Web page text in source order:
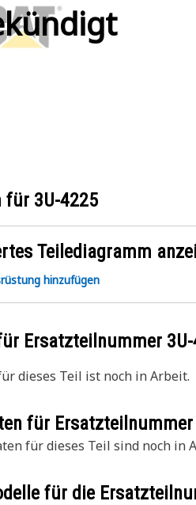
für 3U-4225
Teilediagramm
hinzufügen
Ersatzteilnummer
dieses Teil ist noch in Arbeit.
für Ersatzteilnummer
für dieses Teil sind noch in
für die